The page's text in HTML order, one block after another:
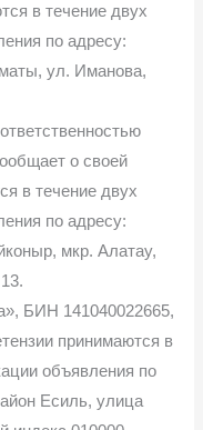
в течение двух
по адресу:
ул. Иманова,
о своей
в течение двух
по адресу:
мкр. Алатау,
БИН 141040022665,
принимаются в
объявления по
Есиль, улица